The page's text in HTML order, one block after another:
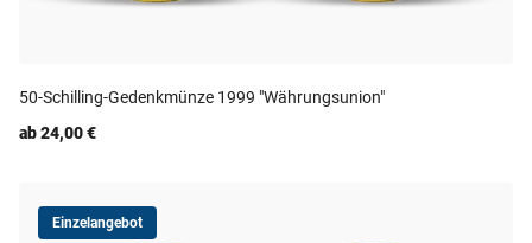
50-Schilling-Gedenkmünze 1999 "Währungsunion"
ab 24,00 €
Einzelangebot